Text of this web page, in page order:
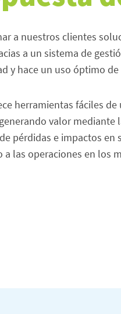
a nuestros clientes
a un sistema de
y hace un uso óptimo
herramientas fáciles
valor
pérdidas e impactos en
a las operaciones en los